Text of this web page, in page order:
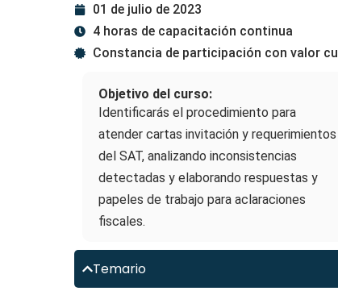
01 de julio de 2023
4 horas de capacitación continua
Constancia de participación con valor
Objetivo del curso:
Identificarás el procedimiento para
atender cartas invitación y requerimientos
del SAT, analizando inconsistencias
detectadas y elaborando respuestas y
papeles de trabajo para aclaraciones
fiscales.
Temario